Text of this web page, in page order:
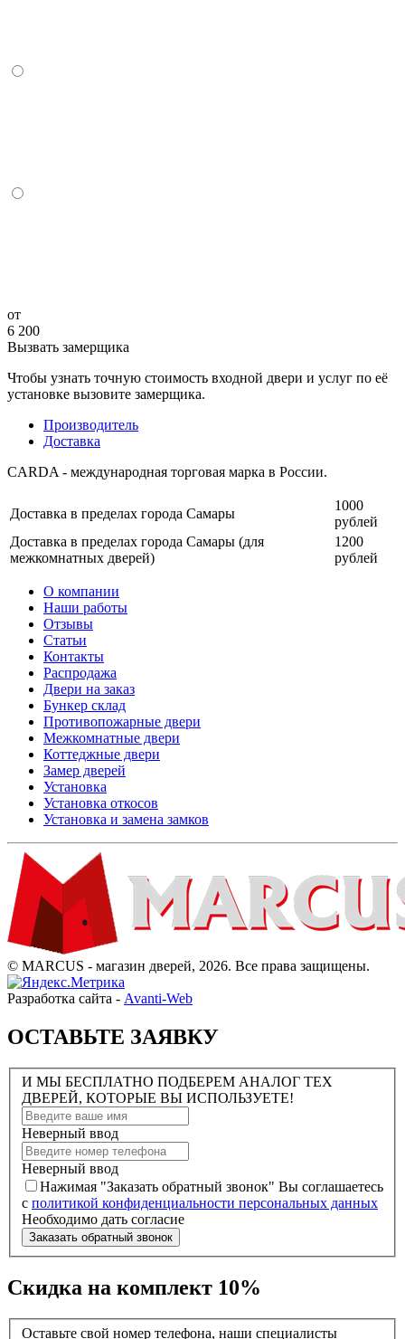
от
6 200
Вызвать замерщика
Чтобы узнать точную стоимость входной двери и услуг по её
установке вызовите замерщика.
Производитель
Доставка
CARDA - международная торговая марка в России.
Доставка в пределах города Самары
1000
рублей
Доставка в пределах города Самары (для
межкомнатных дверей)
1200
рублей
О компании
Наши работы
Отзывы
Статьи
Контакты
Распродажа
Двери на заказ
Бункер склад
Противопожарные двери
Межкомнатные двери
Коттеджные двери
Замер дверей
Установка
Установка откосов
Установка и замена замков
© MARCUS - магазин дверей, 2026. Все права защищены.
Разработка сайта - Avanti-Web
ОСТАВЬТЕ ЗАЯВКУ
И МЫ БЕСПЛАТНО ПОДБЕРЕМ АНАЛОГ ТЕХ
ДВЕРЕЙ, КОТОРЫЕ ВЫ ИСПОЛЬЗУЕТЕ!
Неверный ввод
Неверный ввод
Нажимая "Заказать обратный звонок" Вы соглашаетесь
с политикой конфиденциальности персональных данных
Необходимо дать согласие
Заказать обратный звонок
Скидка на комплект 10%
Оставьте свой номер телефона, наши специалисты